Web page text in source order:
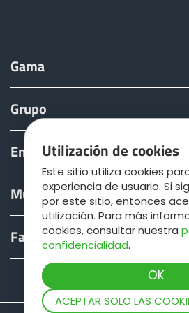
Utilización de cookies
Este sitio utiliza cookies
experiencia de usuario. Si
por este sitio, entonces
utilización. Para más
cookies, consultar nuestra
confidencialidad.
ACEPTAR SOLO LAS
Gama
Grupo
Encontrar & comprar
Mundo JOSKIN
Fan shop
Teamviewer